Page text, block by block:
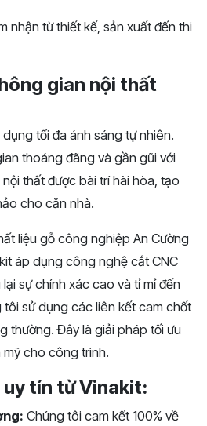
nhận từ thiết kế, sản xuất đến thi
gian nội thất
tối đa ánh sáng tự nhiên.
thoáng đãng và gần gũi với
thất được bài trí hài hòa, tạo
cho căn nhà.
liệu gỗ công nghiệp An Cường
áp dụng công nghệ cắt CNC
sự chính xác cao và tỉ mỉ đến
tôi sử dụng các liên kết cam chốt
thường. Đây là giải pháp tối ưu
cho công trình.
tín từ Vinakit:
Chúng tôi cam kết 100% về